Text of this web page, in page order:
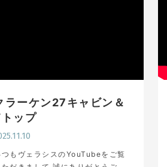
ラーケン27キャビン＆
ップ
つもヴェラシスのYouTubeをご覧